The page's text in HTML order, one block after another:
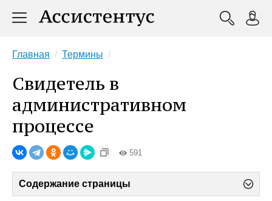
Главная Термины
Свидетель в
административном
процессе
591
Содержание страницы